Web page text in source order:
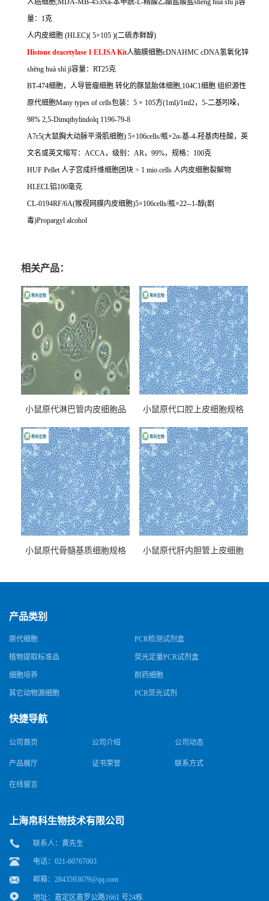
人癌细胞;MDA-MB-453Na-本甲酰-L-精酸乙酯盐酸盐shēng huà shì jì容
量： 1克
人内皮细胞 (HLEC)( 5×105 )(二硫赤鲜醇)
Histone deacetylase 1 ELISA Kit人脑膜细胞cDNAHMC cDNA氢氧化锌
shēng huà shì jì容量： RT25克
BT-474细胞，人导管瘤细胞 转化的豚鼠胎体细胞,104C1细胞 组织源性
原代细胞Many types of cells包装： 5 × 105方(1ml)/1ml2， 5-二基吲哚，
98% 2,5-Dimqthylindolq 1196-79-8
A7r5(大鼠胸大动脉平滑肌细胞) 5×106cells/瓶×2α-基-4-羟基肉桂酸，英
文名或英文缩写： ACCA，级别： AR， 99%，规格： 100克
HUF Pellet人子宫成纤维细胞团块 > 1 mio.cells 人内皮细胞裂解物
HLECL铝100毫克
CL-0194RF/6A(猴视网膜内皮细胞)5×106cells/瓶×22--1-醇(剧
毒)Propargyl alcohol
相关产品：
小鼠原代淋巴管内皮细胞品
小鼠原代口腔上皮细胞规格
小鼠原代骨髓基质细胞规格
小鼠原代肝内胆管上皮细胞
产品类别
原代细胞 PCR检测试剂盒
植物提取标准品 荧光定量PCR试剂盒
细胞培养 耐药细胞
其它动物源细胞 PCR荧光试剂
快捷导航
公司首页 公司介绍 公司动态
产品展厅 证书荣誉 联系方式
在线留言
上海帛科生物技术有限公司
联系人：黄先生
电话：021-60767003
邮箱： 2843593679@qq.com
地址：嘉定区嘉罗公路1661 号24栋